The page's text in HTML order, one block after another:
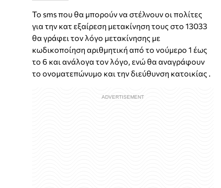
Το sms που θα μπορούν να στέλνουν οι πολίτες
για την κατ εξαίρεση μετακίνηση τους στο 13033
θα γράφει τον λόγο μετακίνησης με
κωδικοποίηση αριθμητική από το νούμερο 1 έως
το 6 και ανάλογα τον λόγο, ενώ θα αναγράφουν
το ονοματεπώνυμο και την διεύθυνση κατοικίας .